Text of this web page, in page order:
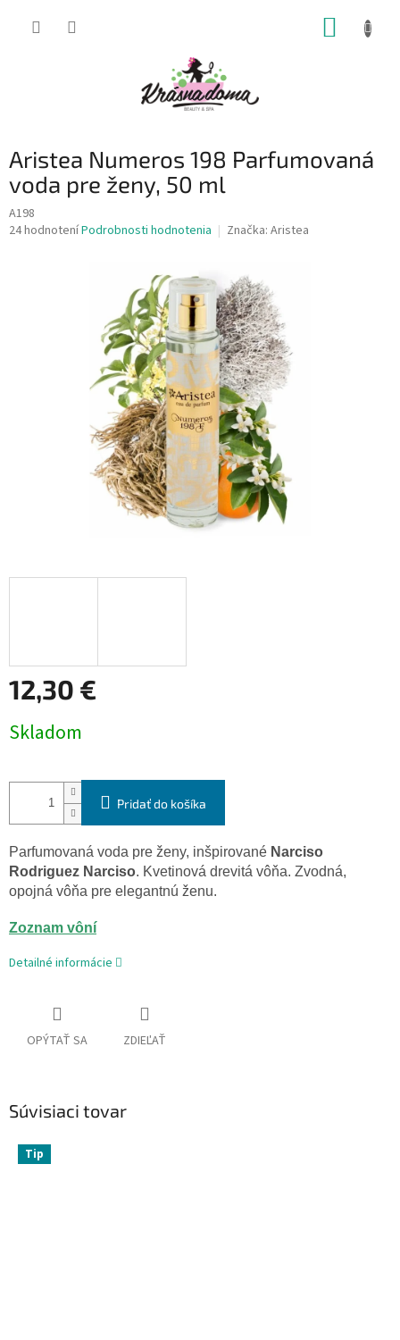
Aristea Numeros 198 Parfumovaná
voda pre ženy, 50 ml
A198
Priemerné
24 hodnoteníPodrobnosti hodnotenia Značka: Aristea
12,30 €
cena:
Skladom
Pridať do košíka
Parfumovaná voda pre ženy, inšpirované Narciso
Rodriguez Narciso. Kvetinová drevitá vôňa. Zvodná,
opojná vôňa pre elegantnú ženu.
Zoznam vôní
Detailné informácie
OPÝTAŤ SA ZDIEĽAŤ
Súvisiaci tovar
Tip